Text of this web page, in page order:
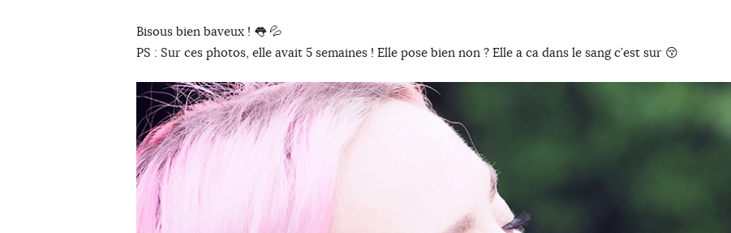
Bisous bien baveux ! 👅 💦
PS : Sur ces photos, elle avait 5 semaines ! Elle pose bien non ? Elle a ca dans le sang c’est sur 😚